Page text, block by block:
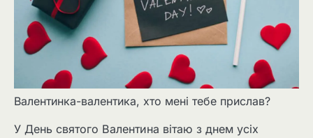
Валентинка-валентика, хто мені тебе прислав?
У День святого Валентина вітаю з днем усіх